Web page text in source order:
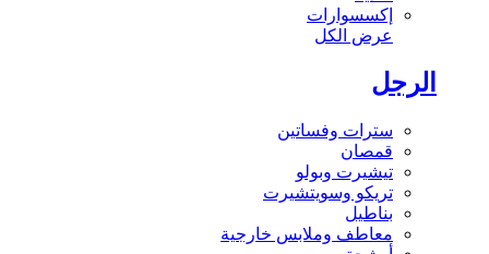
إكسسوارات
عرض الكل
الرجل
سترات وفساتين
قمصان
تيشيرت وبولو
تريكو وسويتشيرت
بناطيل
معاطف وملابس خارجية